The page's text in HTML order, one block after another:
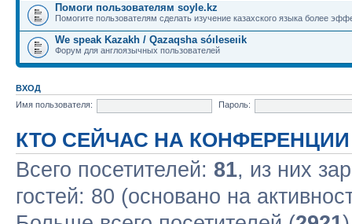
Помоги пользователям soyle.kz
Помогите пользователям сделать изучение казахского языка более
We speak Kazakh / Qazaqsha sóıleseıik
Форум для англоязычных пользователей
ВХОД
Имя пользователя:
Пароль:
КТО СЕЙЧАС НА КОНФЕРЕНЦИИ
Всего посетителей: 81, из них
гостей: 80 (основано на